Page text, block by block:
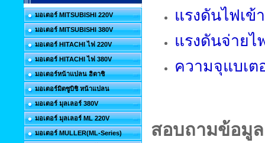
มอเตอร์ MITSUBISHI 220V
มอเตอร์ MITSUBISHI 380V
มอเตอร์ HITACHI ไฟ 220V
มอเตอร์ HITACHI ไฟ 380V
มอเตอร์หน้าแปลน ฮิตาชิ
มอเตอร์มิตซูบิชิ หน้าแปลน
มอเตอร์ มุลเลอร์ 380V
มอเตอร์ มุลเลอร์ ML 220V
มอเตอร์ MULLER(ML-Series)
แรงดันไฟเข้
แรงดันจ่ายไ
ความจุแบเต
สอบถามข้อมูล